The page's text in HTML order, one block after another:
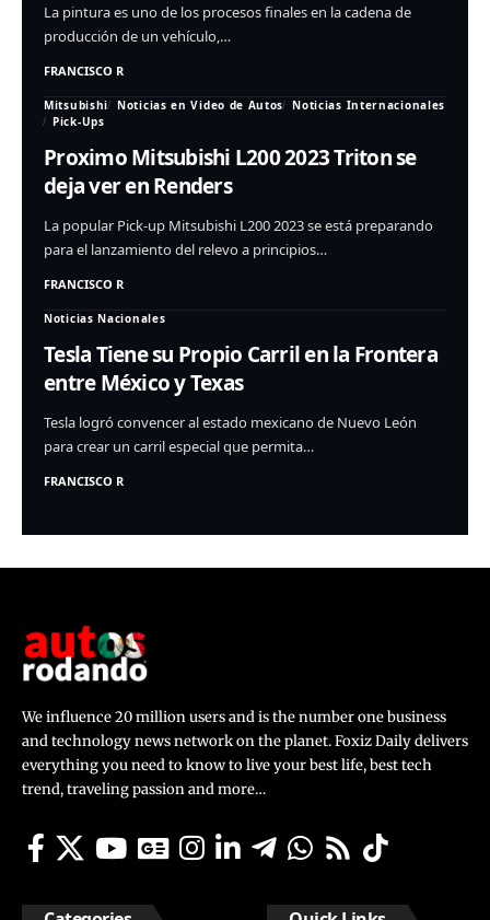
La pintura es uno de los procesos finales en la cadena de
producción de un vehículo,…
FRANCISCO R
Mitsubishi Noticias en Video de Autos
Noticias Internacionales
Pick-Ups
Proximo Mitsubishi L200 2023 Triton se
deja ver en Renders
La popular Pick-up Mitsubishi L200 2023 se está preparando
para el lanzamiento del relevo a principios…
FRANCISCO R
Noticias Nacionales
Tesla Tiene su Propio Carril en la Frontera
entre México y Texas
Tesla logró convencer al estado mexicano de Nuevo León
para crear un carril especial que permita…
FRANCISCO R
We influence 20 million users and is the number one business
and technology news network on the planet. Foxiz Daily delivers
everything you need to know to live your best life, best tech
trend, traveling passion and more…